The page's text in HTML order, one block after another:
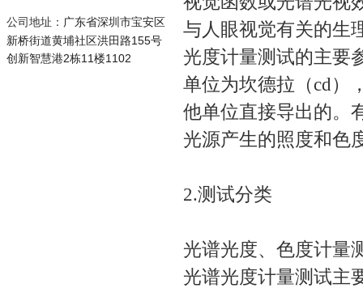
公司地址： 广东省深圳市宝安区
新桥街道黄埔社区洪田路155号
创新智慧港2栋11楼1102
与人眼视觉有关的生
光度计量测试的主要
单位为坎德拉（cd）
他单位直接导出的。
光源产生的照度和色
2.测试分类
光谱光度、色度计量
光谱光度计量测试主